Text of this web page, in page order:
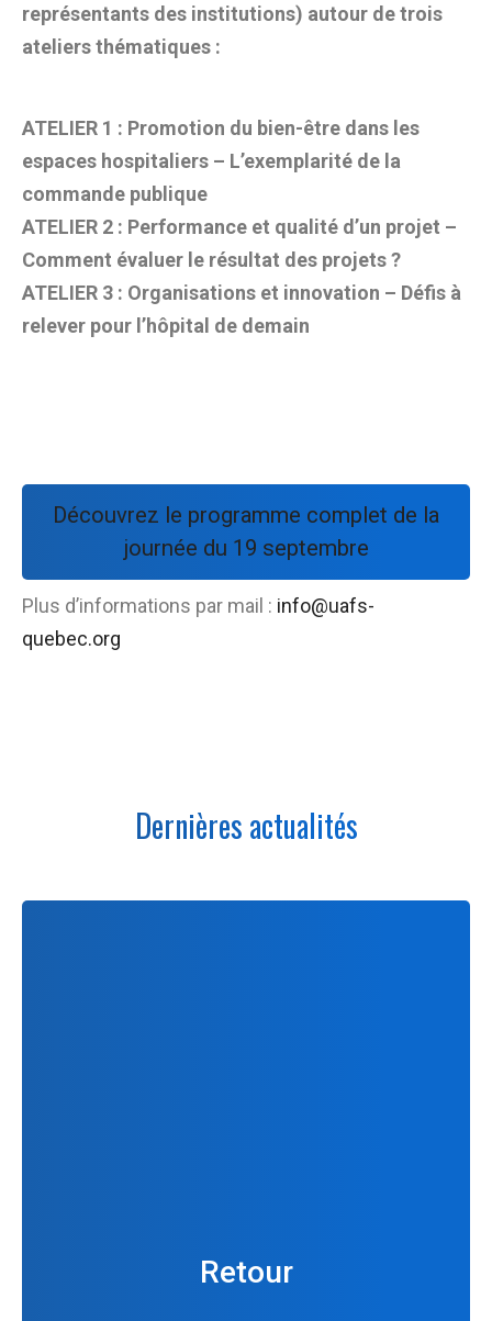
représentants des institutions) autour de trois
ateliers thématiques :
ATELIER 1 : Promotion du bien-être dans les
espaces hospitaliers – L’exemplarité de la
commande publique
ATELIER 2 : Performance et qualité d’un projet –
Comment évaluer le résultat des projets ?
ATELIER 3 : Organisations et innovation – Défis à
relever pour l’hôpital de demain
Découvrez le programme complet de la
journée du 19 septembre
Plus d’informations par mail : info@uafs-
quebec.org
Dernières actualités
Retour